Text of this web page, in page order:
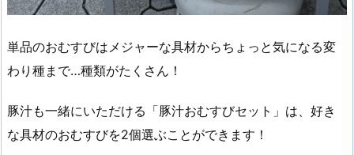
単品のおむすびはメジャーな具材からちょっと気になる変
わり種まで…種類がたくさん！
豚汁も一緒にいただける「豚汁おむすびセット」は、好き
な具材のおむすびを2個選ぶことができます！